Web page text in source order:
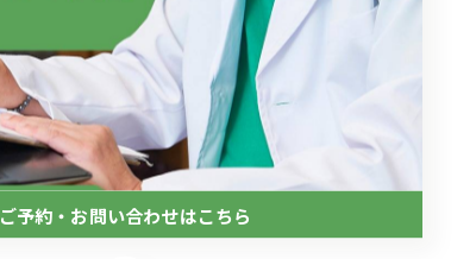
ご予約・お問い合わせはこちら